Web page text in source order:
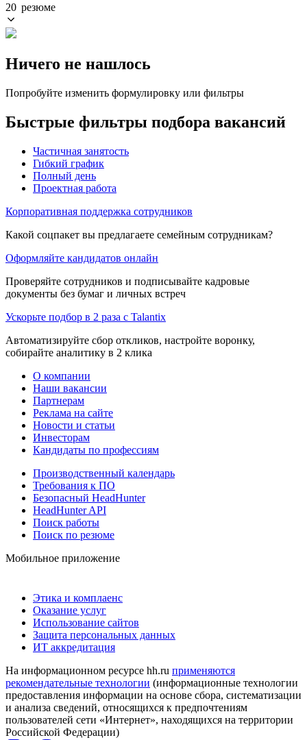
20 резюме
Ничего не нашлось
Попробуйте изменить формулировку или фильтры
Быстрые фильтры подбора вакансий
Частичная занятость
Гибкий график
Полный день
Проектная работа
Корпоративная поддержка сотрудников
Какой соцпакет вы предлагаете семейным сотрудникам?
Оформляйте кандидатов онлайн
Проверяйте сотрудников и подписывайте кадровые
документы без бумаг и личных встреч
Ускорьте подбор в 2 раза с Talantix
Автоматизируйте сбор откликов, настройте воронку,
собирайте аналитику в 2 клика
О компании
Наши вакансии
Партнерам
Реклама на сайте
Новости и статьи
Инвесторам
Кандидаты по профессиям
Производственный календарь
Требования к ПО
Безопасный HeadHunter
HeadHunter API
Поиск работы
Поиск по резюме
Мобильное приложение
Этика и комплаенс
Оказание услуг
Использование сайтов
Защита персональных данных
ИТ аккредитация
На информационном ресурсе hh.ru применяются
рекомендательные технологии (информационные технологии
предоставления информации на основе сбора, систематизации
и анализа сведений, относящихся к предпочтениям
пользователей сети «Интернет», находящихся на территории
Российской Федерации)